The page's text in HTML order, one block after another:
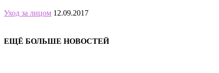
Уход за лицом 12.09.2017
ЕЩЁ БОЛЬШЕ НОВОСТЕЙ